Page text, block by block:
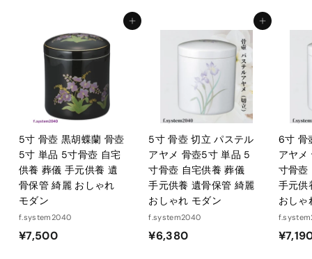
6
6
カートに入れる
5寸 骨壺 黒胡蝶蘭 骨壺
5寸 単品 5寸骨壺 自宅
供養 葬儀 手元供養 遺
骨保管 綺麗 おしゃれ
モダン
f.system2040
¥7,500¥
カートに入れる
5寸 骨壺 切立 パステル
アヤメ 骨壺5寸 単品 5
寸骨壺 自宅供養 葬儀
手元供養 遺骨保管 綺麗
おしゃれ モダン
f.system2040
¥6,380¥
6寸 骨
アヤ
寸骨壺
手元供
おしゃ